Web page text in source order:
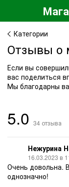
Категории
Отзывы о
Если вы
вас поделиться
Мы благодарны
5.0 34 отзыва
Нежурина
16.03.2023 в
Очень довольна.
однозначно!